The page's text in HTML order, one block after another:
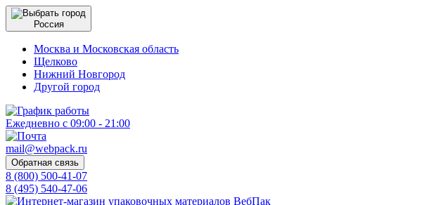
Россия
Москва и Московская область
Щелково
Нижний Новгород
Другой город
Ежедневно с 09:00 - 21:00
mail@webpack.ru
Обратная связь
8 (800) 500-41-07
8 (495) 540-47-06